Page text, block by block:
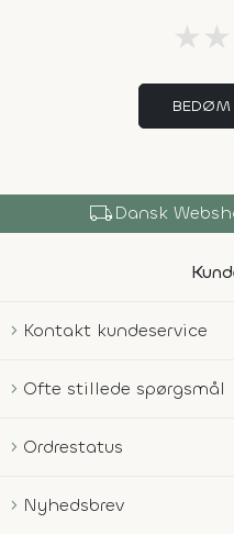
★ ★
BEDØM
local_shippingDansk
Kontakt kundeservice
Ofte stillede spørgsmål
Ordrestatus
Nyhedsbrev